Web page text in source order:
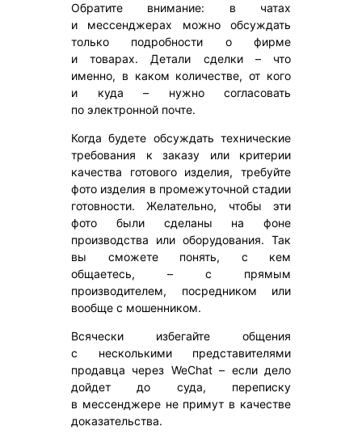
Обратите внимание: в чатах
и мессенджерах можно обсуждать
только подробности о фирме
и товарах. Детали сделки – что
именно, в каком количестве, от кого
и куда – нужно согласовать
по электронной почте.
Когда будете обсуждать технические
требования к заказу или критерии
качества готового изделия, требуйте
фото изделия в промежуточной стадии
готовности. Желательно, чтобы эти
фото были сделаны на фоне
производства или оборудования. Так
вы сможете понять, с кем
общаетесь, – с прямым
производителем, посредником или
вообще с мошенником.
Всячески избегайте общения
с несколькими представителями
продавца через WeChat – если дело
дойдет до суда, переписку
в мессенджере не примут в качестве
доказательства.